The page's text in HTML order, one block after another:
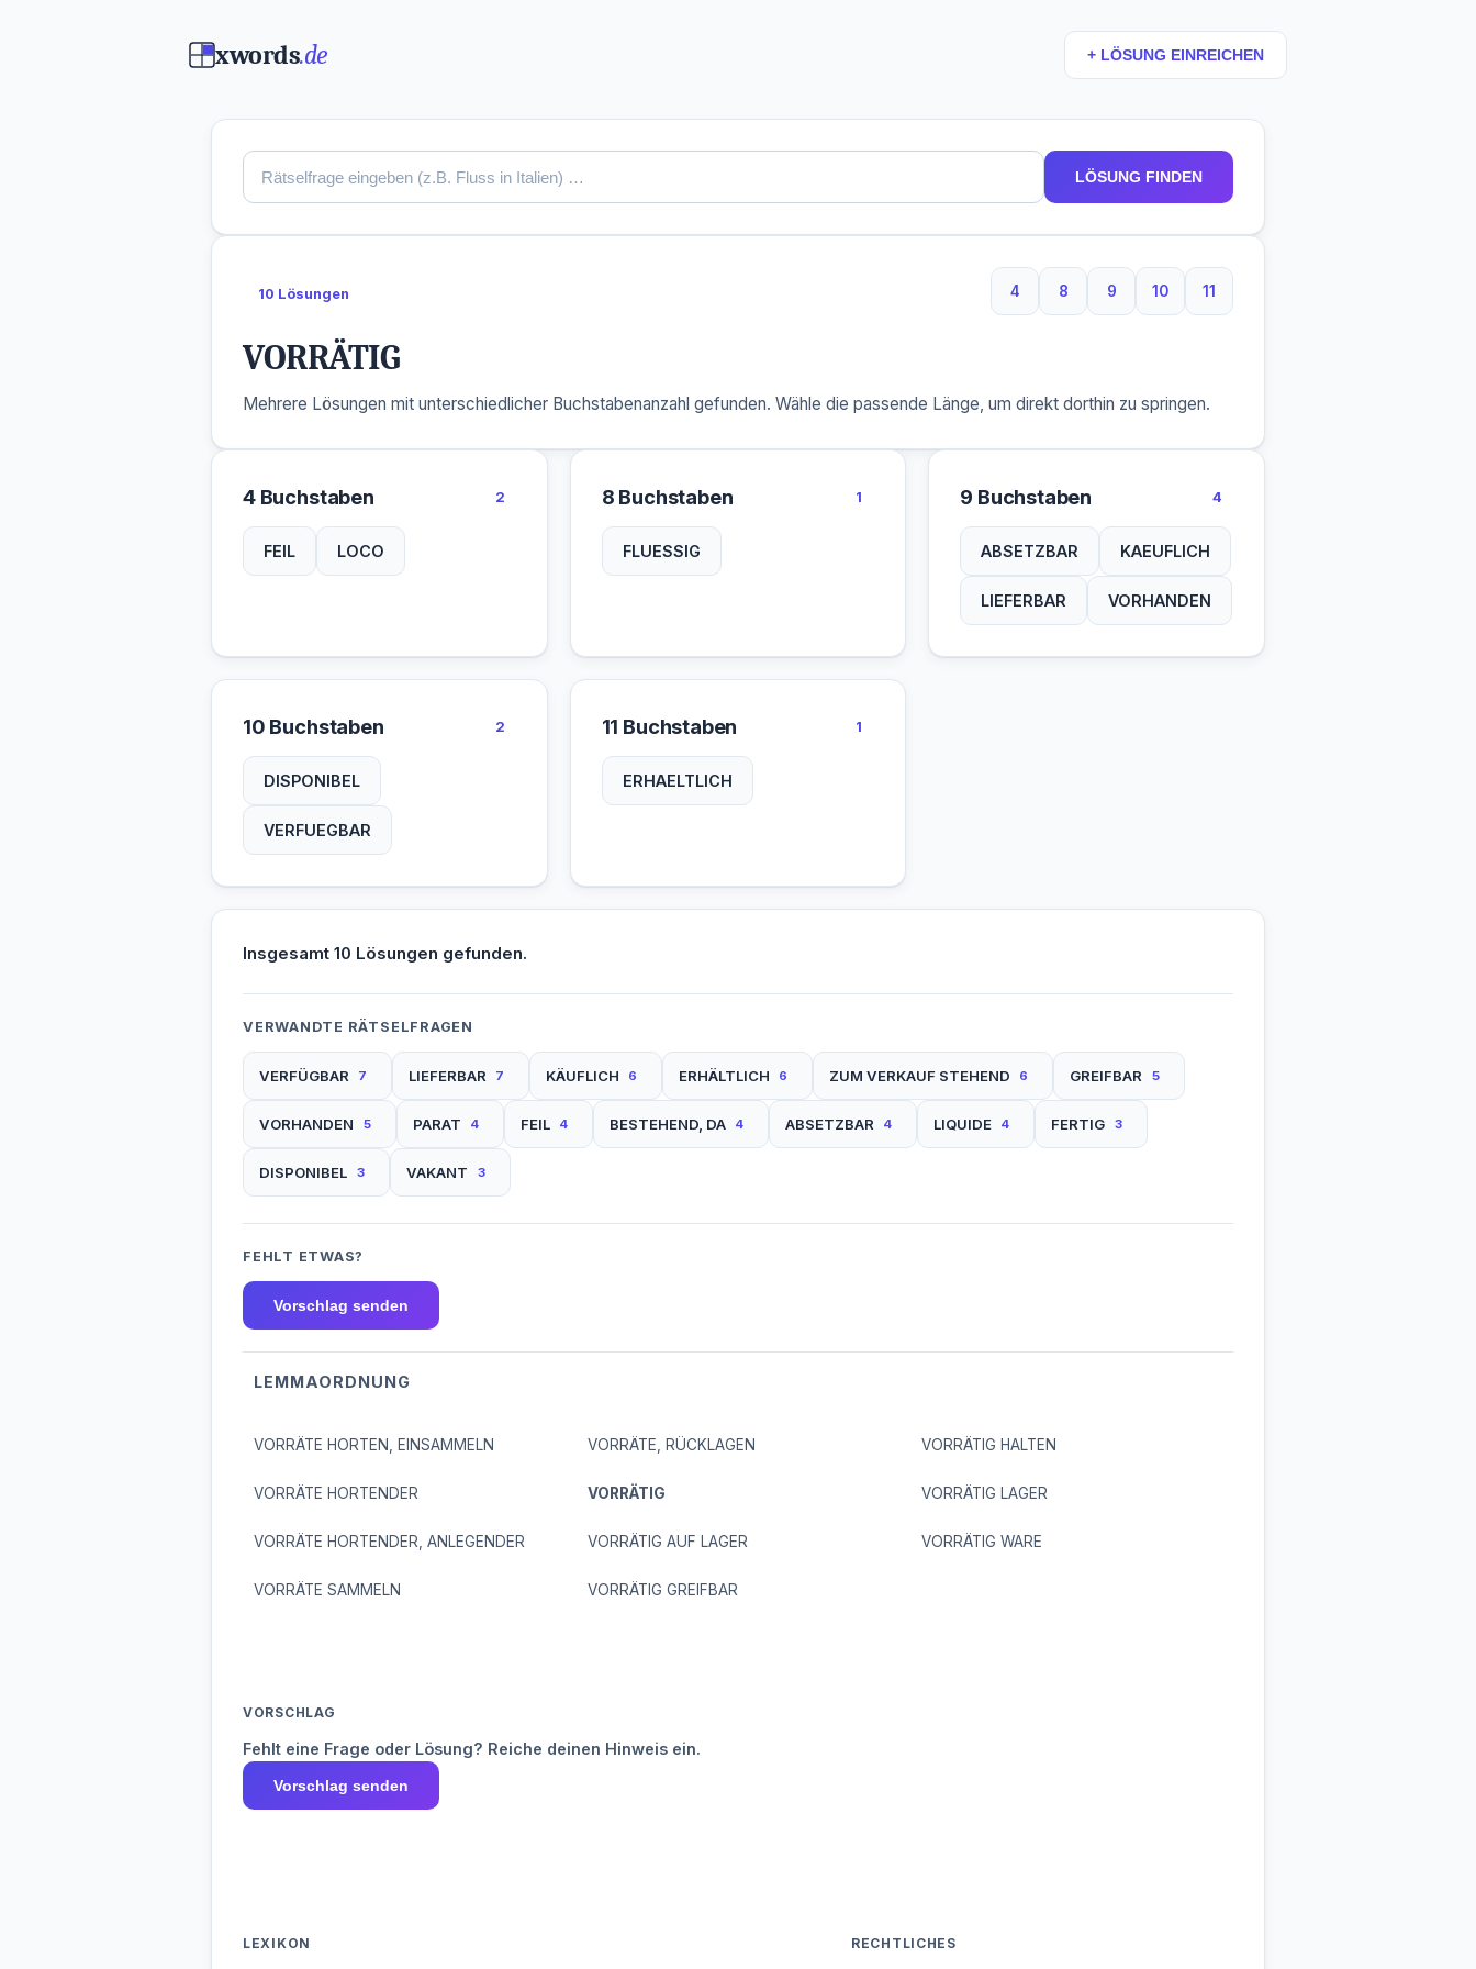
xwords.de + LÖSUNG EINREICHEN
LÖSUNG FINDEN
10 Lösungen 4
4 Buchstaben
8
8 Buchstaben
9
9 Buchstaben
10
10 Buchstaben
11
11 Buchstaben
VORRÄTIG
Mehrere Lösungen mit unterschiedlicher Buchstabenanzahl gefunden. Wähle die passende Länge, um direkt dorthin zu springen.
4 Buchstaben 2
FEIL LOCO
8 Buchstaben 1
FLUESSIG
9 Buchstaben 4
ABSETZBAR KAEUFLICH
LIEFERBAR VORHANDEN
10 Buchstaben 2
DISPONIBEL
VERFUEGBAR
11 Buchstaben 1
ERHAELTLICH
Insgesamt 10 Lösungen gefunden.
VERWANDTE RÄTSELFRAGEN
VERFÜGBAR 7 LIEFERBAR 7 KÄUFLICH 6 ERHÄLTLICH 6 ZUM VERKAUF STEHEND 6 GREIFBAR 5
VORHANDEN 5 PARAT 4 FEIL 4 BESTEHEND, DA 4 ABSETZBAR 4 LIQUIDE 4 FERTIG 3
DISPONIBEL 3 VAKANT 3
FEHLT ETWAS?
Vorschlag senden
LEMMAORDNUNG
VORRÄTE HORTEN, EINSAMMELN
VORRÄTE HORTENDER
VORRÄTE HORTENDER, ANLEGENDER
VORRÄTE SAMMELN
VORRÄTE, RÜCKLAGEN
VORRÄTIG
VORRÄTIG AUF LAGER
VORRÄTIG GREIFBAR
VORRÄTIG HALTEN
VORRÄTIG LAGER
VORRÄTIG WARE
VORSCHLAG
Fehlt eine Frage oder Lösung? Reiche deinen Hinweis ein.
Vorschlag senden
LEXIKON RECHTLICHES